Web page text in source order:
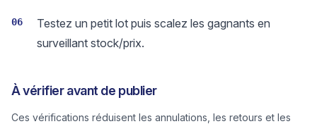
06
Testez un petit lot puis scalez les gagnants en
surveillant stock/prix.
À vérifier avant de publier
Ces vérifications réduisent les annulations, les retours et les